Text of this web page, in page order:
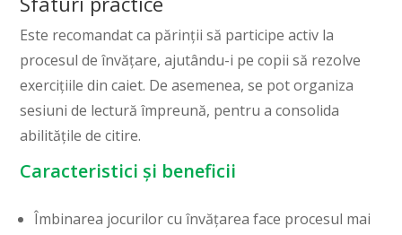
Este recomandat ca părinții să participe activ la
procesul de învățare, ajutându-i pe copii să rezolve
exercițiile din caiet. De asemenea, se pot organiza
sesiuni de lectură împreună, pentru a consolida
abilitățile de citire.
Caracteristici și beneficii
Îmbinarea jocurilor cu învățarea face procesul mai